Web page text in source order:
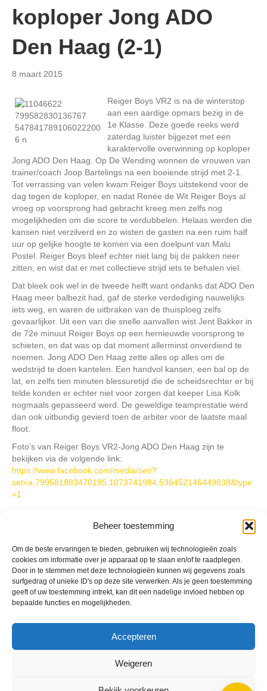
Beheer toestemming
Om de beste ervaringen te bieden, gebruiken wij technologieën zoals
cookies om informatie over je apparaat op te slaan en/of te raadplegen.
Door in te stemmen met deze technologieën kunnen wij gegevens zoals
surfgedrag of unieke ID's op deze site verwerken. Als je geen toestemming
geeft of uw toestemming intrekt, kan dit een nadelige invloed hebben op
bepaalde functies en mogelijkheden.
Accepteren
Weigeren
koploper Jong ADO
Den Haag (2-1)
8 maart 2015
Reiger Boys VR2 is na de winterstop
aan een aardige opmars bezig in de
1e Klasse. Deze goede reeks werd
zaterdag luister bijgezet met een
karaktervolle overwinning op koploper
Jong ADO Den Haag. Op De Wending wonnen de vrouwen van
trainer/coach Joop Bartelings na een boeiende strijd met 2-1.
Tot verrassing van velen kwam Reiger Boys uitstekend voor de
dag tegen de koploper, en nadat Renée de Wit Reiger Boys al
vroeg op voorsprong had gebracht kreeg men zelfs nog
mogelijkheden om die score te verdubbelen. Helaas werden die
kansen niet verzilverd en zo wisten de gasten na een ruim half
uur op gelijke hoogte te komen via een doelpunt van Malu
Postel. Reiger Boys bleef echter niet lang bij de pakken neer
zitten, en wist dat er met collectieve strijd iets te behalen viel.
Dat bleek ook wel in de tweede helft want ondanks dat ADO Den
Haag meer balbezit had, gaf de sterke verdediging nauwelijks
iets weg, en waren de uitbraken van de thuisploeg zelfs
gevaarlijker. Uit een van die snelle aanvallen wist Jent Bakker in
de 72e minuut Reiger Boys op een hernieuwde voorsprong te
schieten, en dat was op dat moment allerminst onverdiend te
noemen. Jong ADO Den Haag zette alles op alles om de
wedstrijd te doen kantelen. Een handvol kansen, een bal op de
lat, en zelfs tien minuten blessuretijd die de scheidsrechter er bij
telde konden er echter niet voor zorgen dat keeper Lisa Kolk
nogmaals gepasseerd werd. De geweldige teamprestatie werd
dan ook uitbundig gevierd toen de arbiter voor de laatste maal
floot.
Foto’s van Reiger Boys VR2-Jong ADO Den Haag zijn te
bekijken via de volgende link:
https://www.facebook.com/media/set/?
set=a.799581883470195.1073741984.536452146449838&type
=1
Berichten seizoen 2014-2015
De Wending, Lotte Beesedijk 1